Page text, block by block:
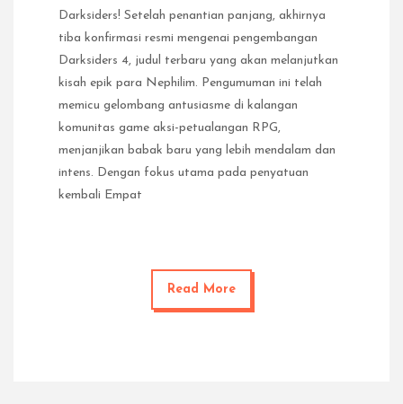
Darksiders! Setelah penantian panjang, akhirnya
tiba konfirmasi resmi mengenai pengembangan
Darksiders 4, judul terbaru yang akan melanjutkan
kisah epik para Nephilim. Pengumuman ini telah
memicu gelombang antusiasme di kalangan
komunitas game aksi-petualangan RPG,
menjanjikan babak baru yang lebih mendalam dan
intens. Dengan fokus utama pada penyatuan
kembali Empat
Read More